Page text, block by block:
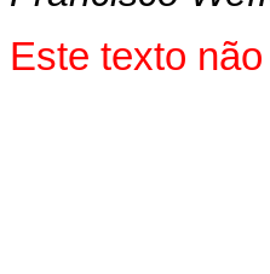
Este texto